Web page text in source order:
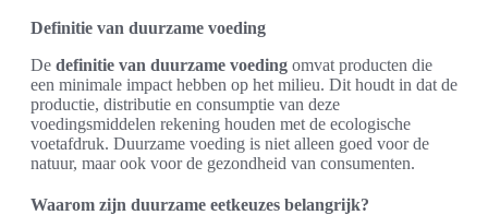
Definitie van duurzame voeding
De definitie van duurzame voeding omvat producten die
een minimale impact hebben op het milieu. Dit houdt in dat de
productie, distributie en consumptie van deze
voedingsmiddelen rekening houden met de ecologische
voetafdruk. Duurzame voeding is niet alleen goed voor de
natuur, maar ook voor de gezondheid van consumenten.
Waarom zijn duurzame eetkeuzes belangrijk?